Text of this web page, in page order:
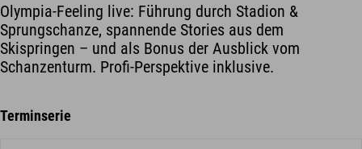
Olympia-Feeling live: Führung durch Stadion &
Sprungschanze, spannende Stories aus dem
Skispringen – und als Bonus der Ausblick vom
Schanzenturm. Profi-Perspektive inklusive.
Terminserie